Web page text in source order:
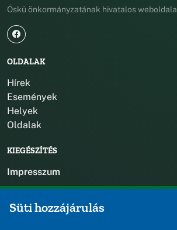
Öskü önkormányzatának hivatalos weboldala
OLDALAK
Hírek
Események
Helyek
Oldalak
KIEGÉSZÍTÉS
Impresszum
Süti hozzájárulás